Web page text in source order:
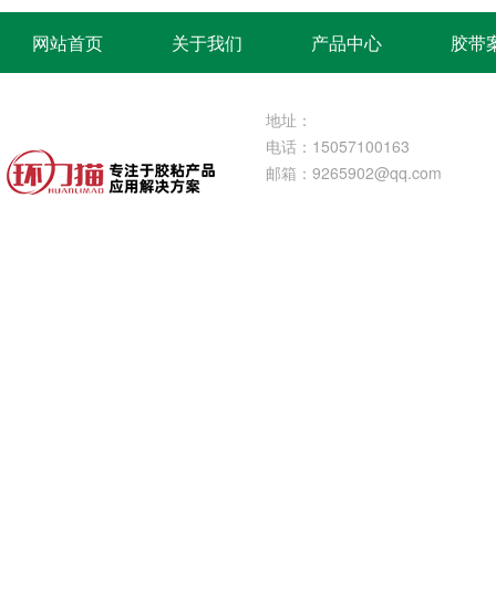
网站首页 关于我们 产品中心 胶带
地址：
电话：15057100163
邮箱： 9265902@qq.com